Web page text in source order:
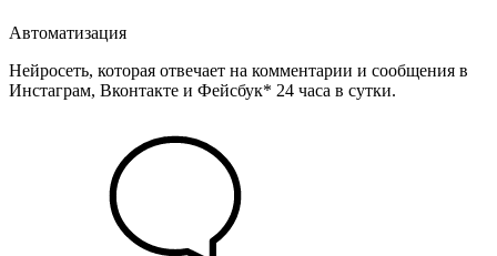
Автоматизация
Нейросеть, которая отвечает на комментарии и сообщения в
Инстаграм, Вконтакте и Фейсбук* 24 часа в сутки.